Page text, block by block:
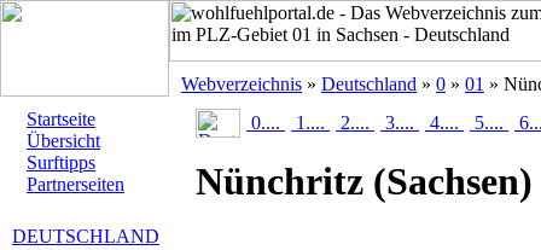
Webverzeichnis » Deutschland » 0 » 01 »
Startseite
Übersicht
Surftipps
Partnerseiten
DEUTSCHLAND
0.... 1.... 2.... 3.... 4.... 5....
Nünchritz (Sachsen)